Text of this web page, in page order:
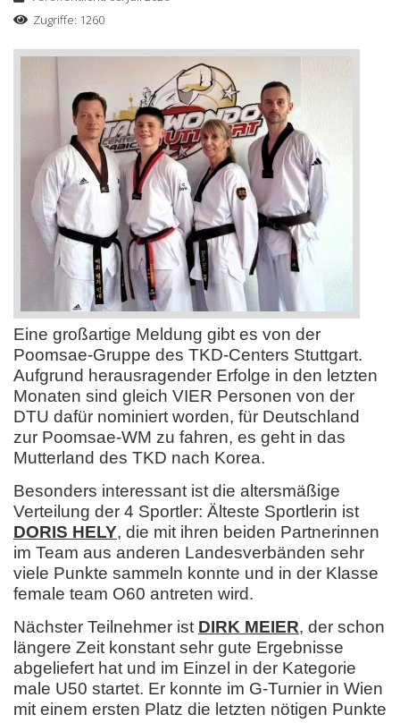
Zugriffe: 1260
Eine großartige Meldung gibt es von der
Poomsae-Gruppe des TKD-Centers Stuttgart.
Aufgrund herausragender Erfolge in den letzten
Monaten sind gleich VIER Personen von der
DTU dafür nominiert worden, für Deutschland
zur Poomsae-WM zu fahren, es geht in das
Mutterland des TKD nach Korea.
Besonders interessant ist die altersmäßige
Verteilung der 4 Sportler: Älteste Sportlerin ist
DORIS HELY, die mit ihren beiden Partnerinnen
im Team aus anderen Landesverbänden sehr
viele Punkte sammeln konnte und in der Klasse
female team O60 antreten wird.
Nächster Teilnehmer ist DIRK MEIER, der schon
längere Zeit konstant sehr gute Ergebnisse
abgeliefert hat und im Einzel in der Kategorie
male U50 startet. Er konnte im G-Turnier in Wien
mit einem ersten Platz die letzten nötigen Punkte